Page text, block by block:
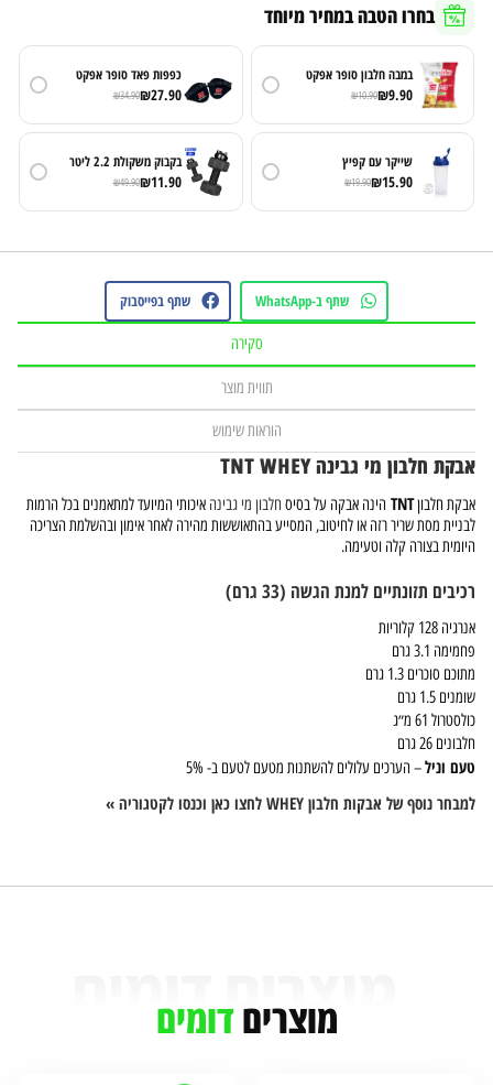
בחרו הטבה במחיר מיוחד
במבה חלבון סופר אפקט
₪9.90
₪10.90
כפפות פאד סופר אפקט
₪27.90
₪34.90
שייקר עם קפיץ
₪15.90
₪19.90
בקבוק משקולת 2.2 ליטר
₪11.90
₪49.90
שתף ב-WhatsApp שתף בפייסבוק
סקירה
תווית מוצר
הוראות שימוש
אבקת חלבון מי גבינה TNT WHEY
אבקת חלבוןTNT הינה אבקה על בסיס חלבון מי גבינה איכותי המיועד למתאמנים בכל הרמות
לבניית מסת שריר רזה או לחיטוב, המסייע בהתאוששות מהירה לאחר אימון ובהשלמת הצריכה
היומית בצורה קלה וטעימה.
רכיבים תזונתיים למנת הגשה (33 גרם)
אנרגיה 128 קלוריות
פחמימה 3.1 גרם
מתוכם סוכרים 1.3 גרם
שומנים 1.5 גרם
כולסטרול 61 מ״ג
חלבונים 26 גרם
טעם וניל– הערכים עלולים להשתנות מטעם לטעם ב- 5%
למבחר נוסף של אבקות חלבון WHEY לחצו כאן וכנסו לקטגוריה »
מוצריםדומים